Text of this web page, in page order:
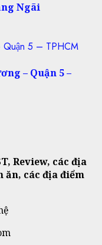
Ngãi
Quận 5 – TPHCM
– Quận 5 –
Review, các địa
ăn, các địa điểm